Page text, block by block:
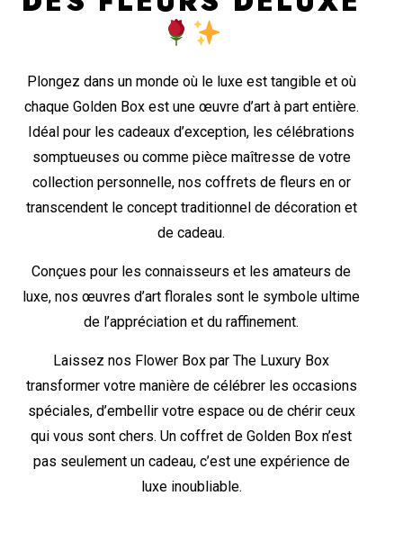
Plongez dans un monde où le luxe est tangible et où
chaque Golden Box est une œuvre d’art à part entière.
Idéal pour les cadeaux d’exception, les célébrations
somptueuses ou comme pièce maîtresse de votre
collection personnelle, nos coffrets de fleurs en or
transcendent le concept traditionnel de décoration et
de cadeau.
Conçues pour les connaisseurs et les amateurs de
luxe, nos œuvres d’art florales sont le symbole ultime
de l’appréciation et du raffinement.
Laissez nos Flower Box par The Luxury Box
transformer votre manière de célébrer les occasions
spéciales, d’embellir votre espace ou de chérir ceux
qui vous sont chers. Un coffret de Golden Box n’est
pas seulement un cadeau, c’est une expérience de
luxe inoubliable.